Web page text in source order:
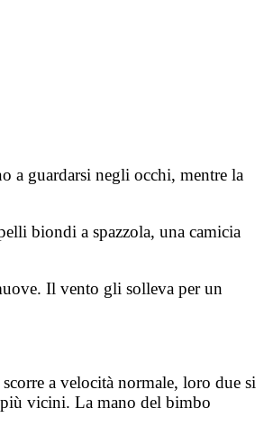
a guardarsi negli occhi, mentre la
biondi a spazzola, una camicia
Il vento gli solleva per un
a velocità normale, loro due si
vicini. La mano del bimbo